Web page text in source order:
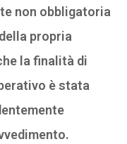
non obbligatoria
propria
la finalità di
è stata